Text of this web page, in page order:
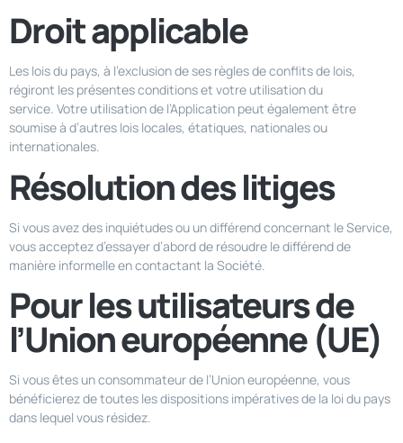
Droit applicable
Les lois du pays, à l’exclusion de ses règles de conflits de lois,
régiront les présentes conditions et votre utilisation du
service. Votre utilisation de l’Application peut également être
soumise à d’autres lois locales, étatiques, nationales ou
internationales.
Résolution des litiges
Si vous avez des inquiétudes ou un différend concernant le Service,
vous acceptez d’essayer d’abord de résoudre le différend de
manière informelle en contactant la Société.
Pour les utilisateurs de
l’Union européenne (UE)
Si vous êtes un consommateur de l’Union européenne, vous
bénéficierez de toutes les dispositions impératives de la loi du pays
dans lequel vous résidez.